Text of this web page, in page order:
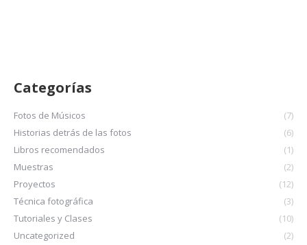
Categorías
Fotos de Músicos
(7)
Historias detrás de las fotos
(6)
Libros recomendados
(1)
Muestras
(2)
Proyectos
(12)
Técnica fotográfica
(3)
Tutoriales y Clases
(10)
Uncategorized
(2)